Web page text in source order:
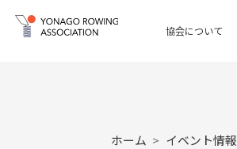
協会について
ホーム イベント情報